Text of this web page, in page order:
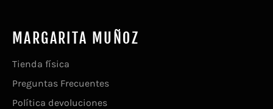
MARGARITA MUÑOZ
Tienda física
Preguntas Frecuentes
Política devoluciones